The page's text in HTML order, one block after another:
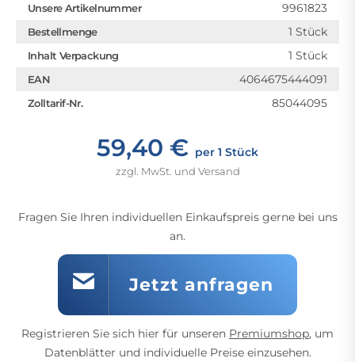
Unsere Artikelnummer 9961823
Bestellmenge 1 Stück
Inhalt Verpackung 1 Stück
EAN 4064675444091
Zolltarif-Nr. 85044095
59,40 € per 1 Stück
zzgl. MwSt. und Versand
Fragen Sie Ihren individuellen Einkaufspreis gerne bei uns
an.
Jetzt anfragen
Registrieren Sie sich hier für unseren Premiumshop, um
Datenblätter und individuelle Preise einzusehen.